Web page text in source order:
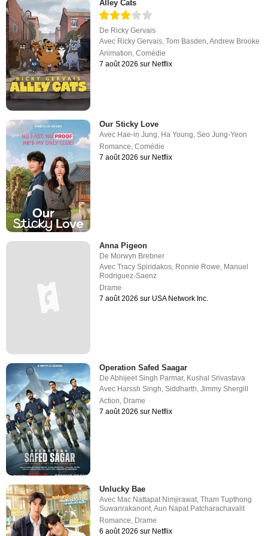
Alley Cats
De Ricky Gervais
Avec Ricky Gervais ,Tom Basden ,Andrew Brooke
Animation ,Comédie
7 août 2026 sur Netflix
Our Sticky Love
Avec Hae-in Jung, Ha Young,Seo Jung-Yeon
Romance,Comédie
7 août 2026 sur Netflix
Anna Pigeon
De Morwyn Brebner
AvecTracy Spiridakos, Ronnie Rowe, Manuel
Rodriguez-Saenz
Drame
7 août 2026 sur USA Network Inc.
Operation Safed Saagar
DeAbhijeet Singh Parmar, Kushal Srivastava
Avec Harssh Singh ,Siddharth ,Jimmy Shergill
Action Drame
7 août 2026 sur Netflix
Unlucky Bae
Avec Mac Nattapat Nimjirawat,Tham Tupthong
Suwanrakanont,Aun Napat Patcharachavalit
Romance, Drame
6 août 2026 sur Netflix